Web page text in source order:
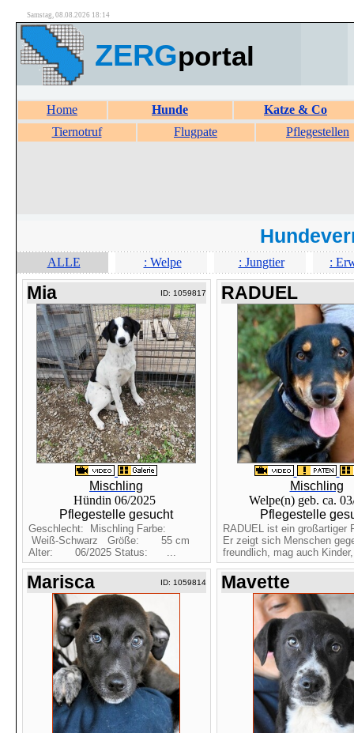
Samstag, 08.08.2026 18:14
ZERGportal
Home Hunde
Katze & Co
Tiernotruf
Flugpate Pflegestellen
ALLE : Welpe : Jungtier :
Mia ID: 1059817
Mischling
Hündin 06/2025
Pflegestelle gesucht
Geschlecht: Mischling Farbe:
Weiß-Schwarz Größe: 55 cm
Alter: 06/2025 Status: ...
RADUEL
Mischling
Welpe(n) geb. ca.
Pflegestelle
RADUEL ist ein großartiger
Er zeigt sich Menschen
freundlich, mag auch
Marisca ID: 1059814 Mavette